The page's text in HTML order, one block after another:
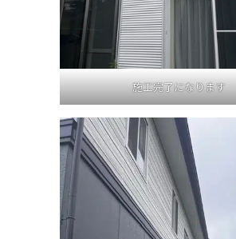
施工完了になります